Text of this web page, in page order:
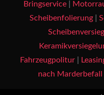
Bringservice|
Scheibenfolierung|
Fahrzeugpolitur|
nach Marderbefall